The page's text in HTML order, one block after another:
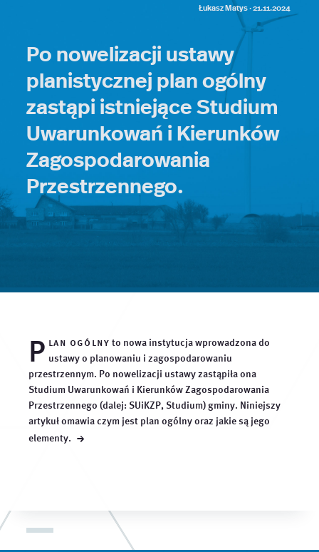
Łukasz Matys ·21.11.2024
Po nowelizacji ustawy
planistycznej plan ogólny
zastąpi istniejące Studium
Uwarunkowań i Kierunków
Zagospodarowania
Przestrzennego.
P lan ogólny to nowa instytucja wprowadzona do
ustawy o planowaniu i zagospodarowaniu
przestrzennym. Po nowelizacji ustawy zastąpiła ona
Studium Uwarunkowań i Kierunków Zagospodarowania
Przestrzennego (dalej: SUiKZP, Studium) gminy. Niniejszy
artykuł omawia czym jest plan ogólny oraz jakie są jego
elementy. →